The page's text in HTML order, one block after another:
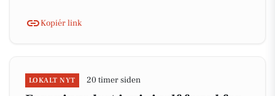
Kopiér link
LOKALT NYT 20 timer siden